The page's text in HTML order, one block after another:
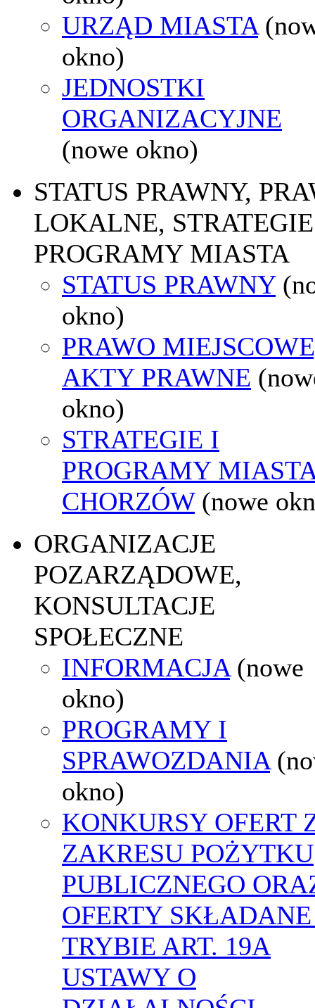
URZĄD MIASTA
okno)
JEDNOSTKI
ORGANIZACYJNE
(nowe okno)
STATUS PRAWNY,
LOKALNE,
PROGRAMY MIASTA
STATUS PRAWNY
okno)
PRAWO
AKTY PRAWNE
okno)
STRATEGIE I
PROGRAMY
CHORZÓW (nowe
ORGANIZACJE
POZARZĄDOWE,
KONSULTACJE
SPOŁECZNE
INFORMACJA (nowe
okno)
PROGRAMY I
SPRAWOZDANIA
okno)
KONKURSY OFERT
ZAKRESU POŻYTKU
PUBLICZNEGO
OFERTY
TRYBIE ART. 19A
USTAWY O